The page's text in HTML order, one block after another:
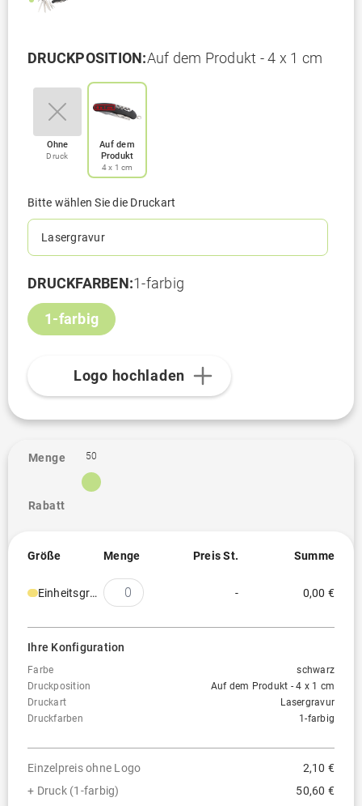
DRUCKPOSITION:Auf dem Produkt - 4 x 1 cm
Ohne
Druck
Auf dem
Produkt
4 x 1 cm
Bitte wählen Sie die Druckart
Lasergravur
DRUCKFARBEN:1-farbig
1-farbig
Logo hochladen
Menge
Rabatt
50
Größe Menge Preis St. Summe
Einheitsgröße - 0,00 €
Ihre Konfiguration
Farbe
schwarz
Druckposition
Auf dem Produkt - 4 x 1 cm
Druckart
Lasergravur
Druckfarben
1-farbig
Einzelpreis ohne Logo
2,10 €
+ Druck (1-farbig)
50,60 €